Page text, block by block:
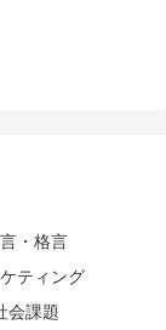
・格言
ティング
会課題